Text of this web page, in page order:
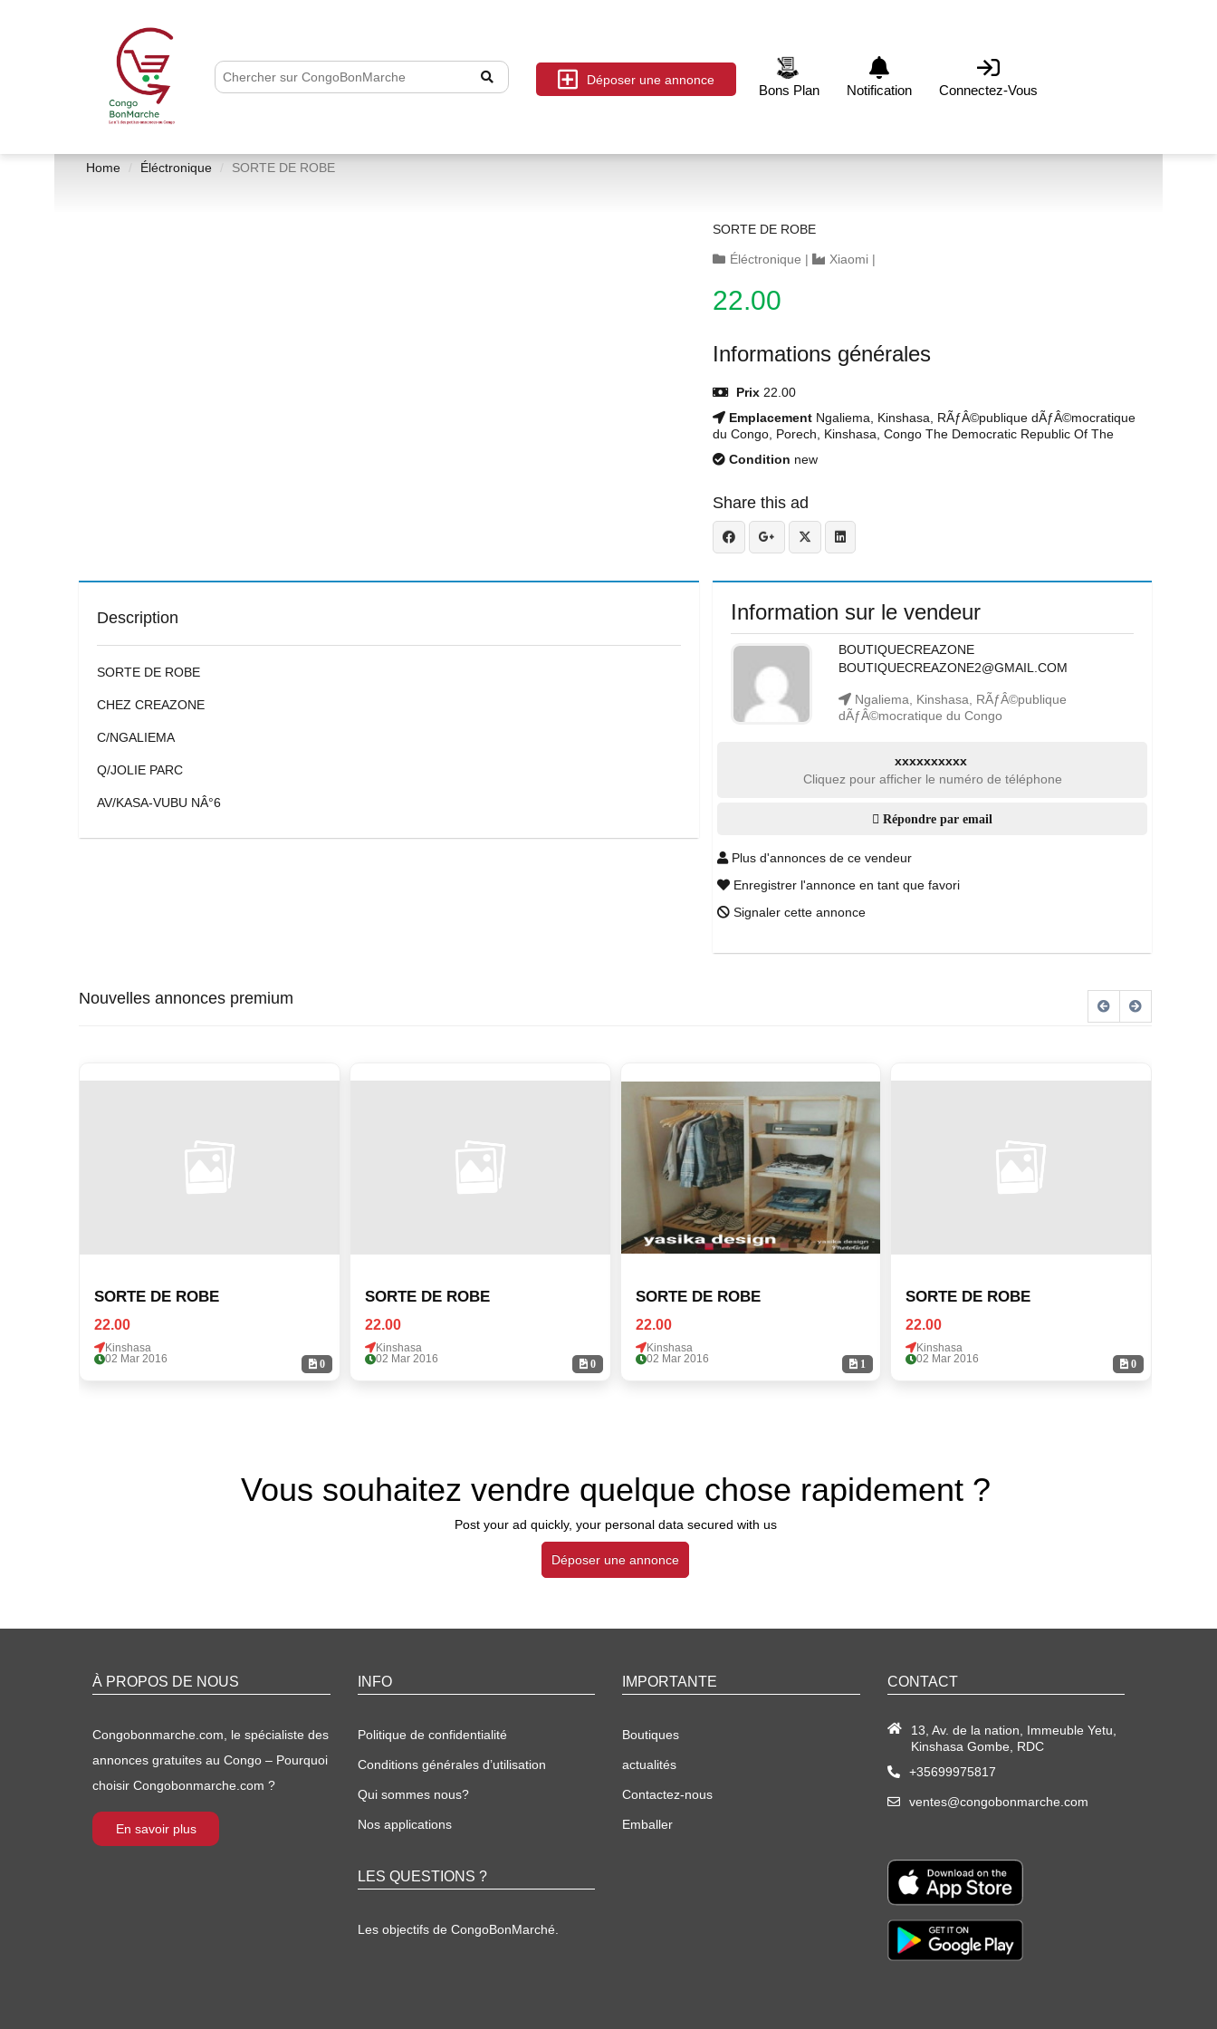
Déposer une annonce
Bons Plan Notification Connectez-Vous
Home Éléctronique SORTE DE ROBE
SORTE DE ROBE
Éléctronique | Xiaomi |
22.00
Informations générales
Prix 22.00
Emplacement Ngaliema, Kinshasa, RÃƒÂ©publique dÃƒÂ©mocratique
du Congo, Porech, Kinshasa, Congo The Democratic Republic Of The
Condition new
Share this ad
Description
SORTE DE ROBE
CHEZ CREAZONE
C/NGALIEMA
Q/JOLIE PARC
AV/KASA-VUBU NÂ°6
Information sur le vendeur
BOUTIQUECREAZONE
BOUTIQUECREAZONE2@GMAIL.COM
Ngaliema, Kinshasa, RÃƒÂ©publique
dÃƒÂ©mocratique du Congo
xxxxxxxxxx
Cliquez pour afficher le numéro de téléphone
Répondre par email
Plus d'annonces de ce vendeur
Enregistrer l'annonce en tant que favori
Signaler cette annonce
Nouvelles annonces premium
0
SORTE DE ROBE
22.00
Kinshasa
02 Mar 2016
0
SORTE DE ROBE
22.00
Kinshasa
02 Mar 2016
1
SORTE DE ROBE
22.00
Kinshasa
02 Mar 2016
0
SORTE DE ROBE
22.00
Kinshasa
02 Mar 2016
Vous souhaitez vendre quelque chose rapidement ?
Post your ad quickly, your personal data secured with us
Déposer une annonce
À PROPOS DE NOUS
Congobonmarche.com, le spécialiste des
annonces gratuites au Congo – Pourquoi
choisir Congobonmarche.com ?
En savoir plus
INFO
Politique de confidentialité
Conditions générales d’utilisation
Qui sommes nous?
Nos applications
LES QUESTIONS ?
Les objectifs de CongoBonMarché.
IMPORTANTE
Boutiques
actualités
Contactez-nous
Emballer
CONTACT
13, Av. de la nation, Immeuble Yetu,
Kinshasa Gombe, RDC
+35699975817
ventes@congobonmarche.com